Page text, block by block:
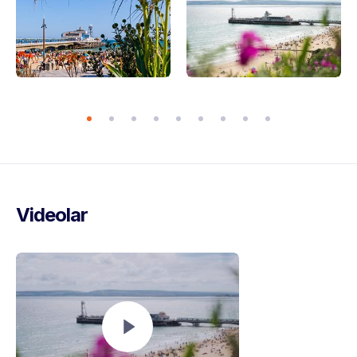
Videolar